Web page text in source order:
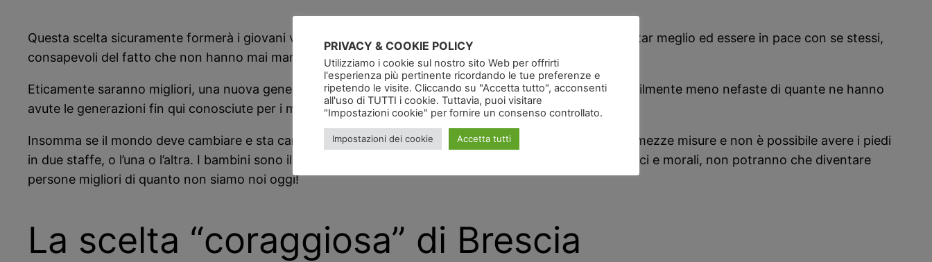
Questa scelta sicuramente formerà i giovani vegani di domani, che non dovranno scegliere da adulti di star meglio ed essere in pace con se stessi,
consapevoli del fatto che non hanno mai mangiato nessuno!
Eticamente saranno migliori, una nuova generazione più sana e fisicamente più forte, con le idee probabilmente meno nefaste di quante ne hanno
avute le generazioni fin qui conosciute per i molti fatti di cronaca politica e sociale.
Insomma se il mondo deve cambiare e sta cambiando, lo farà velocemente e radicalmente, non ci sono mezze misure e non è possibile avere i piedi
in due staffe, o l’una o l’altra. I bambini sono il futuro, renderlo più facile e semplice infondendo i valori etici e morali, non potranno che diventare
persone migliori di quanto non siamo noi oggi!
La scelta “coraggiosa” di Brescia
PRIVACY & COOKIE POLICY
Utilizziamo i cookie sul nostro sito Web per offrirti
l'esperienza più pertinente ricordando le tue preferenze e
ripetendo le visite. Cliccando su "Accetta tutto", acconsenti
all'uso di TUTTI i cookie. Tuttavia, puoi visitare
"Impostazioni cookie" per fornire un consenso controllato.
Impostazioni dei cookie Accetta tutti